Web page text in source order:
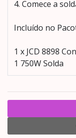
4. Comece a
Incluído no
1 x JCD 8898
1 750W Solda